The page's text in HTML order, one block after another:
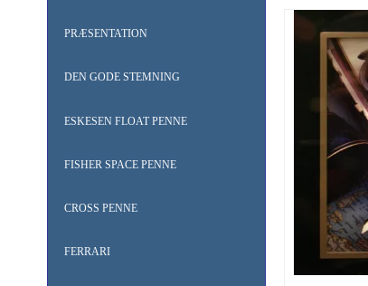
PRÆSENTATION
DEN GODE STEMNING
ESKESEN FLOAT PENNE
FISHER SPACE PENNE
CROSS PENNE
FERRARI